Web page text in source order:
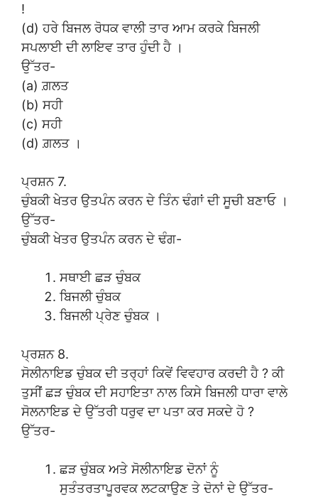
!
(d) ਹਰੇ ਬਿਜਲ ਰੋਧਕ ਵਾਲੀ ਤਾਰ ਆਮ ਕਰਕੇ ਬਿਜਲੀ
ਸਪਲਾਈ ਦੀ ਲਾਇਵ ਤਾਰ ਹੁੰਦੀ ਹੈ ।
ਉੱਤਰ-
(a) ਗ਼ਲਤ
(b) ਸਹੀ
(c) ਸਹੀ
(d) ਗ਼ਲਤ ।
ਪ੍ਰਸ਼ਨ 7.
ਚੁੰਬਕੀ ਖੇਤਰ ਉਤਪੰਨ ਕਰਨ ਦੇ ਤਿੰਨ ਢੰਗਾਂ ਦੀ ਸੂਚੀ ਬਣਾਓ ।
ਉੱਤਰ-
ਚੁੰਬਕੀ ਖੇਤਰ ਉਤਪੰਨ ਕਰਨ ਦੇ ਢੰਗ-
ਸਥਾਈ ਛੜ ਚੁੰਬਕ
ਬਿਜਲੀ ਚੁੰਬਕ
ਬਿਜਲੀ ਪ੍ਰੇਣ ਚੁੰਬਕ ।
ਪ੍ਰਸ਼ਨ 8.
ਸੋਲੀਨਾਇਡ ਚੁੰਬਕ ਦੀ ਤਰ੍ਹਾਂ ਕਿਵੇਂ ਵਿਵਹਾਰ ਕਰਦੀ ਹੈ ? ਕੀ
ਤੁਸੀਂ ਛੜ ਚੁੰਬਕ ਦੀ ਸਹਾਇਤਾ ਨਾਲ ਕਿਸੇ ਬਿਜਲੀ ਧਾਰਾ ਵਾਲੇ
ਸੋਲਨਾਇਡ ਦੇ ਉੱਤਰੀ ਧਰੁਵ ਦਾ ਪਤਾ ਕਰ ਸਕਦੇ ਹੋ ?
ਉੱਤਰ-
ਛੜ ਚੁੰਬਕ ਅਤੇ ਸੋਲੀਨਾਇਡ ਦੋਨਾਂ ਨੂੰ
ਸੁਤੰਤਰਤਾਪੂਰਵਕ ਲਟਕਾਉਣ ਤੇ ਦੋਨਾਂ ਦੇ ਉੱਤਰ-